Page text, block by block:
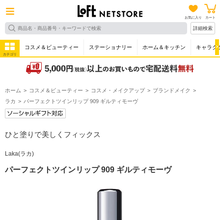
お気に入り カート
詳細検索
カテゴリ
コスメ＆ビューティー ステーショナリー ホーム＆キッチン キャラク
ホーム コスメ＆ビューティー コスメ・メイクアップ
ブランドメイク
ラカ
パーフェクトツインリップ 909 ギルティモーヴ
ひと塗りで美しくフィックス
Laka(ラカ)
パーフェクトツインリップ 909 ギルティモーヴ